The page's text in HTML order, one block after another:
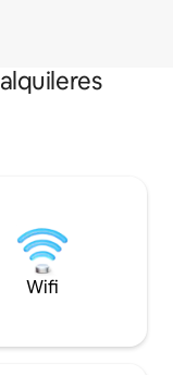
Wifi